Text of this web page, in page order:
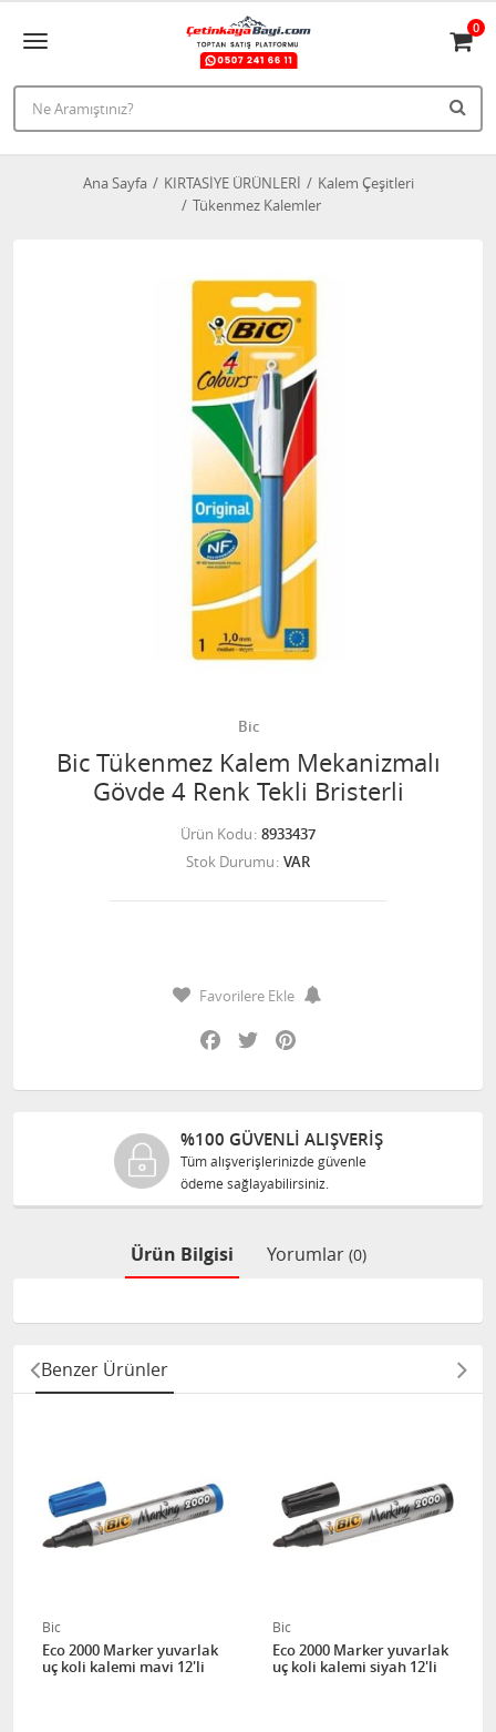
0
Ana Sayfa KIRTASİYE ÜRÜNLERİ
Kalem Çeşitleri
Tükenmez Kalemler
Bic
Bic Tükenmez Kalem Mekanizmalı
Gövde 4 Renk Tekli Bristerli
Ürün Kodu 8933437
Stok Durumu VAR
Favorilere Ekle
Facebook
Twitter
%100 GÜVENLİ ALIŞVERİŞ
Tüm alışverişlerinizde güvenle
ödeme sağlayabilirsiniz.
Ürün Bilgisi Yorumlar (0)
Benzer Ürünler
Bic
Eco 2000 Marker yuvarlak
uç koli kalemi mavi 12'li
Bic
Eco 2000 Marker yuvarlak
uç koli kalemi siyah 12'li